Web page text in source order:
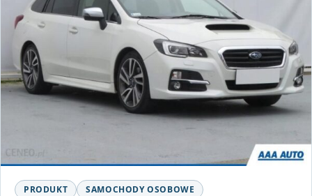
PRODUKT SAMOCHODY OSOBOWE